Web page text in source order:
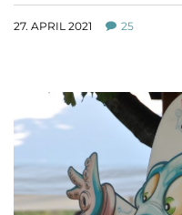
27. APRIL 2021 25